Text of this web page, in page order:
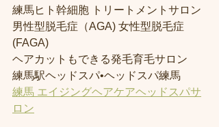
練馬ヒト幹細胞 トリートメントサロン
男性型脱毛症（AGA) 女性型脱毛症
(FAGA)
ヘアカットもできる発毛育毛サロン
練馬駅ヘッドスパ•ヘッドスパ練馬
練馬 エイジングヘアケアヘッドスパサ
ロン